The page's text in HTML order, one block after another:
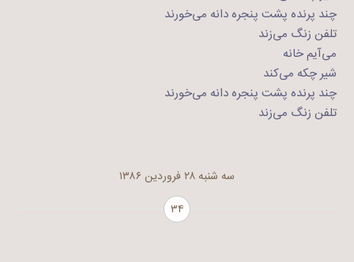
چند پرنده پشت پنجره دانه می‌خورند
تلفن زنگ می‌زند
می‌آیم خانه
شیر چکه می‌کند
چند پرنده پشت پنجره دانه می‌خورند
تلفن زنگ می‌زند
سه شنبه ۲۸ فروردین ۱۳۸۶
۳۴